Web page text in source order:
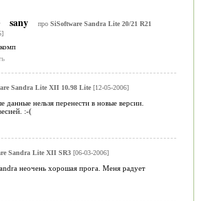
sany про SiSoftware Sandra Lite 20/21 R21
Sandra Lite XII 10.98 Lite[12-05-2006]
данные нельзя перенести в новые версии.
:-(
Sandra Lite XII SR3[06-03-2006]
неочень хорошая прога. Меня радует